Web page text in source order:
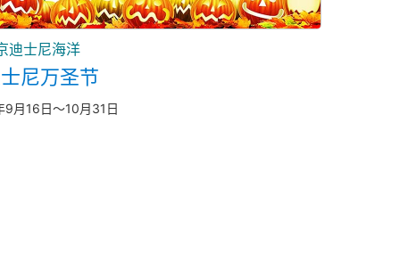
迪士尼海洋
尼万圣节
9月16日～10月31日